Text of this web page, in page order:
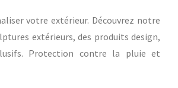
votre extérieur. Découvrez notre
extérieurs, des produits design,
Protection contre la pluie et